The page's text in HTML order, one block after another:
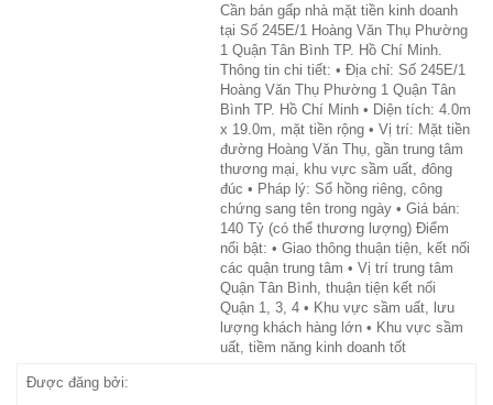
Cần bán gấp nhà mặt tiền kinh doanh
tại Số 245E/1 Hoàng Văn Thụ Phường
1 Quận Tân Bình TP. Hồ Chí Minh.
Thông tin chi tiết: • Địa chỉ: Số 245E/1
Hoàng Văn Thụ Phường 1 Quận Tân
Bình TP. Hồ Chí Minh • Diện tích: 4.0m
x 19.0m, mặt tiền rộng • Vị trí: Mặt tiền
đường Hoàng Văn Thụ, gần trung tâm
thương mại, khu vực sầm uất, đông
đúc • Pháp lý: Sổ hồng riêng, công
chứng sang tên trong ngày • Giá bán:
140 Tỷ (có thể thương lượng) Điểm
nổi bật: • Giao thông thuận tiện, kết nối
các quận trung tâm • Vị trí trung tâm
Quận Tân Bình, thuận tiện kết nối
Quận 1, 3, 4 • Khu vực sầm uất, lưu
lượng khách hàng lớn • Khu vực sầm
uất, tiềm năng kinh doanh tốt
Được đăng bởi: